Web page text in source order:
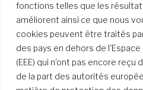
fonctions telles que les
améliorent ainsi ce que nous
cookies peuvent être traités
des pays en dehors de
(EEE) qui n'ont pas encore
de la part des autorités